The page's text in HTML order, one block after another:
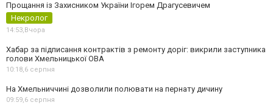
Прощання із Захисником України Ігорем Драгусевичем
Некролог
14:53,Вчора
Хабар за підписання контрактів з ремонту доріг: викрили заступника
голови Хмельницької ОВА
10:18,6 серпня
На Хмельниччині дозволили полювати на пернату дичину
09:59,6 серпня